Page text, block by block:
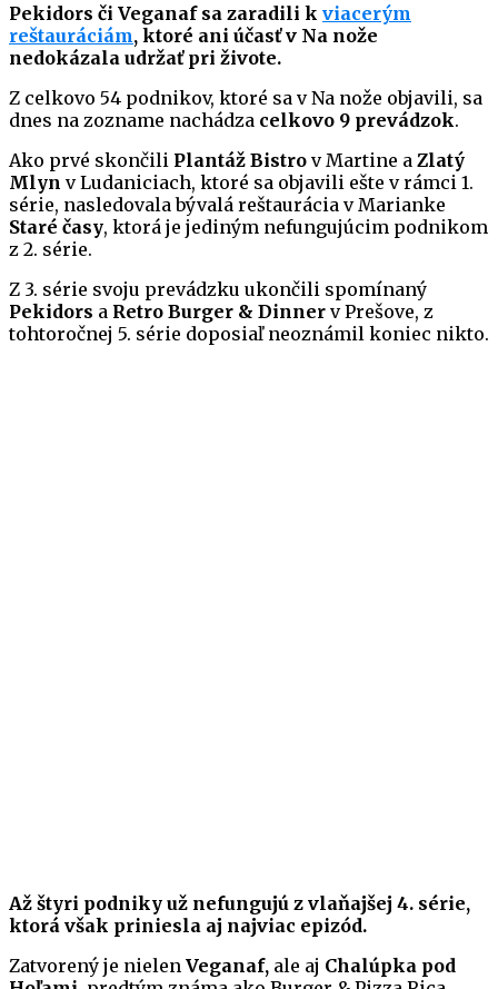
Pekidors či Veganaf sa zaradili k viacerým
reštauráciám, ktoré ani účasť v Na nože
nedokázala udržať pri živote.
Z celkovo 54 podnikov, ktoré sa v Na nože objavili, sa
dnes na zozname nachádza celkovo 9 prevádzok.
Ako prvé skončili Plantáž Bistro v Martine a Zlatý
Mlyn v Ludaniciach, ktoré sa objavili ešte v rámci 1.
série, nasledovala bývalá reštaurácia v Marianke
Staré časy, ktorá je jediným nefungujúcim podnikom
z 2. série.
Z 3. série svoju prevádzku ukončili spomínaný
Pekidors a Retro Burger & Dinner v Prešove, z
tohtoročnej 5. série doposiaľ neoznámil koniec nikto.
Až štyri podniky už nefungujú z vlaňajšej 4. série,
ktorá však priniesla aj najviac epizód.
Zatvorený je nielen Veganaf, ale aj Chalúpka pod